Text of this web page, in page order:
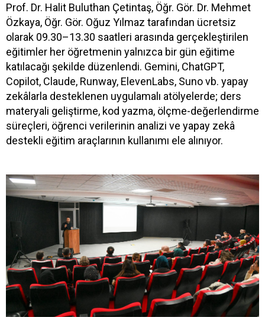
Prof. Dr. Halit Buluthan Çetintaş, Öğr. Gör. Dr. Mehmet
Özkaya, Öğr. Gör. Oğuz Yılmaz tarafından ücretsiz
olarak 09.30–13.30 saatleri arasında gerçekleştirilen
eğitimler her öğretmenin yalnızca bir gün eğitime
katılacağı şekilde düzenlendi. Gemini, ChatGPT,
Copilot, Claude, Runway, ElevenLabs, Suno vb. yapay
zekâlarla desteklenen uygulamalı atölyelerde; ders
materyali geliştirme, kod yazma, ölçme-değerlendirme
süreçleri, öğrenci verilerinin analizi ve yapay zekâ
destekli eğitim araçlarının kullanımı ele alınıyor.